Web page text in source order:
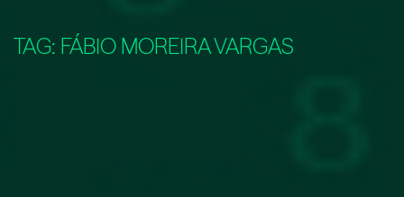
TAG: FÁBIO MOREIRA VARGAS